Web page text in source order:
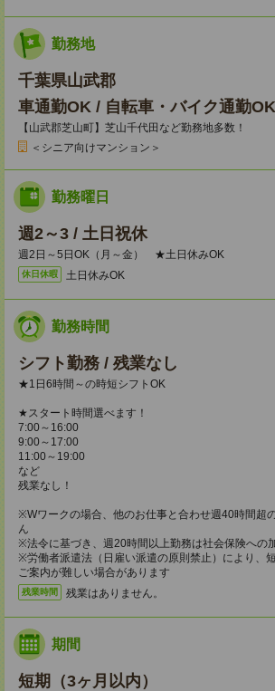
勤務地
千葉県山武郡
車通勤OK / 自転車・バイク通勤OK
【山武郡芝山町】芝山千代田など勤務地多数！
＜シニア向けマンション＞
勤務曜日
週2～3 / 土日祝休
週2日～5日OK（月～金） ★土日休みOK
休日休暇 土日休みOK
勤務時間
シフト勤務 / 残業なし
★1日6時間～の時短シフトOK
★スタート時間選べます！
7:00～16:00
9:00～17:00
11:00～19:00
など
残業なし！
※Wワークの場合、他のお仕事と合わせ週40時間超
ん
※法令に基づき、週20時間以上勤務は社会保険への
※労働者派遣法（日雇い派遣の原則禁止）により、
ご案内が難しい場合があります
残業時間 残業はありません。
期間
短期（3ヶ月以内）